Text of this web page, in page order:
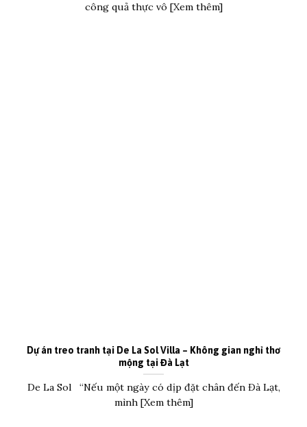
công quả thực vô [Xem thêm]
Dự án treo tranh tại De La Sol Villa – Không gian nghỉ thơ
mộng tại Đà Lạt
De La Sol “Nếu một ngày có dịp đặt chân đến Đà Lạt,
mình [Xem thêm]